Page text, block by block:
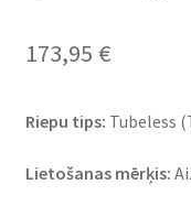
173,95 €
Riepu tips: Tubeless
Lietošanas mērķis: